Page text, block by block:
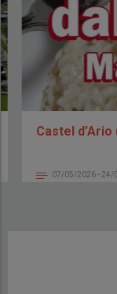
Castel d’Ario
07/05/2026 - 24/05/